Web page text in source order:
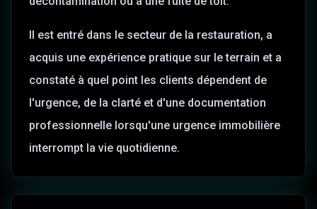
Il est entré dans le secteur de la restauration, a
acquis une expérience pratique sur le terrain et a
constaté à quel point les clients dépendent de
l'urgence, de la clarté et d'une documentation
professionnelle lorsqu'une urgence immobilière
interrompt la vie quotidienne.